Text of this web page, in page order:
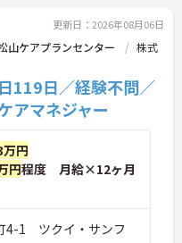
丁寧なケアが
の介助だけ
しんだり、食
精神的な安
が近く、
ったりの職場
更新日：2026年08月06日
山ケアプランセンター
株式
119日／経験不問／
アマネジャー
円
円程度 月給×12ヶ月
4-1 ツクイ・サンフ